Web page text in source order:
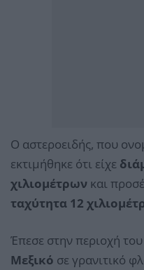
Ο αστεροειδής, που
εκτιμήθηκε ότι είχε
χιλιομέτρων και
ταχύτητα 12
Έπεσε στην περιοχή
Μεξικό σε γρανιτικό